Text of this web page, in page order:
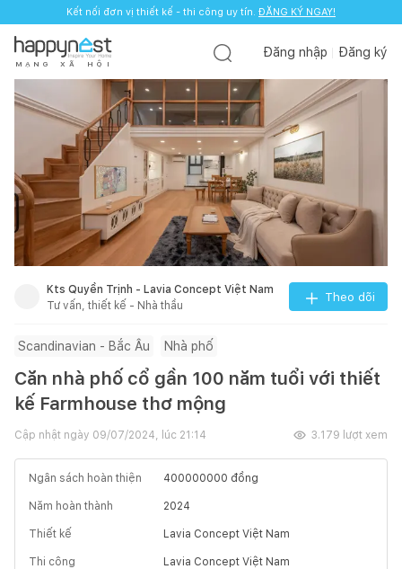
Kết nối đơn vị thiết kế - thi công uy tín. ĐĂNG KÝ NGAY!
M Ạ N G X Ã H Ộ I
Đăng nhập Đăng ký
Kts Quyền Trịnh - Lavia Concept Việt Nam
Tư vấn, thiết kế - Nhà thầu
Theo dõi
Scandinavian - Bắc Âu Nhà phố
Căn nhà phố cổ gần 100 năm tuổi với thiết
kế Farmhouse thơ mộng
Cập nhật ngày 09/07/2024, lúc 21:14 3.179 lượt xem
Ngân sách hoàn thiện 400000000 đồng
Năm hoàn thành 2024
Thiết kế Lavia Concept Việt Nam
Thi công Lavia Concept Việt Nam